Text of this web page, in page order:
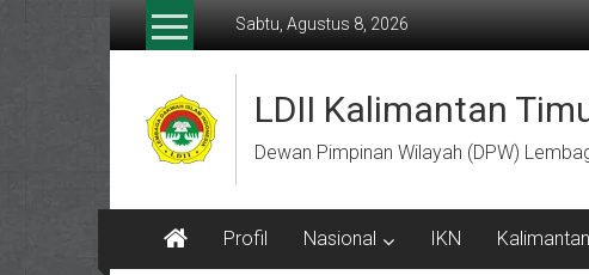
Lompat
Sabtu, Agustus 8, 2026
LDII Kalimantan
Dewan Pimpinan Wilayah (DPW)
Profil Nasional IKN